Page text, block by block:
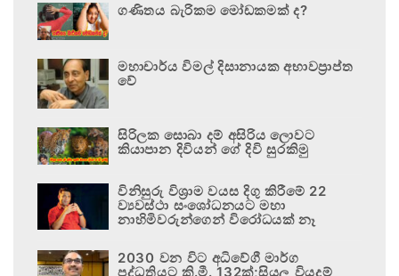
ගණිතය බැරිකම මෝඩකමක් ද?
මහාචාර්ය විමල් දිසානායක අභාවප්‍රාප්ත
වේ
සිරිලක සොබා දම් අසිරිය ලොවට
කියාපාන දිවියන් ගේ දිවි සුරකිමු
විනිසුරු විශ්‍රාම වයස දිගු කිරීමේ 22
ව්‍යවස්ථා සංශෝධනයට මහා
නාහිමිවරුන්ගෙන් විරෝධයක් නෑ
2030 වන විට අධිවේගී මාර්ග
පද්ධතියට කි.මී. 132ක්;සියලු වියදම්